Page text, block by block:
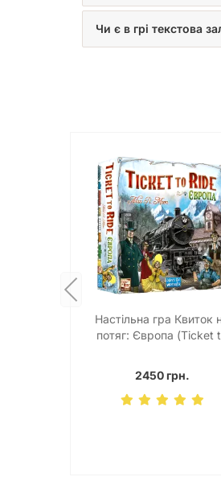
Чи є в грі текстова
Настільна гра Квиток
потяг: Європа (Ticket
2450 грн.